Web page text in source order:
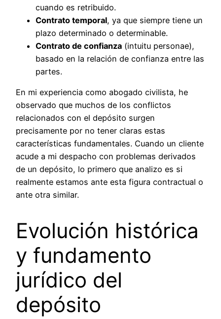
cuando es retribuido.
Contrato temporal, ya que siempre tiene un
plazo determinado o determinable.
Contrato de confianza (intuitu personae),
basado en la relación de confianza entre las
partes.
En mi experiencia como abogado civilista, he
observado que muchos de los conflictos
relacionados con el depósito surgen
precisamente por no tener claras estas
características fundamentales. Cuando un cliente
acude a mi despacho con problemas derivados
de un depósito, lo primero que analizo es si
realmente estamos ante esta figura contractual o
ante otra similar.
Evolución histórica
y fundamento
jurídico del
depósito